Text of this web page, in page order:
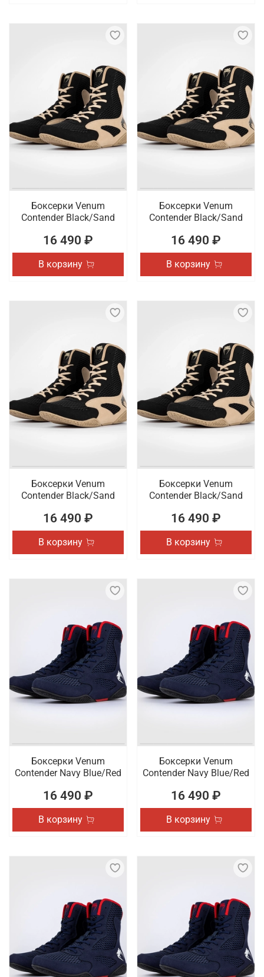
Боксерки Venum
Contender Black/Sand
16 490 ₽
В корзину
Боксерки Venum
Contender Black/Sand
16 490 ₽
В корзину
Боксерки Venum
Contender Black/Sand
16 490 ₽
В корзину
Боксерки Venum
Contender Black/Sand
16 490 ₽
В корзину
Боксерки Venum
Contender Navy Blue/Red
16 490 ₽
В корзину
Боксерки Venum
Contender Navy Blue/Red
16 490 ₽
В корзину